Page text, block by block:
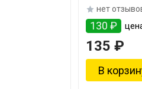
нет
130 ₽
135 ₽